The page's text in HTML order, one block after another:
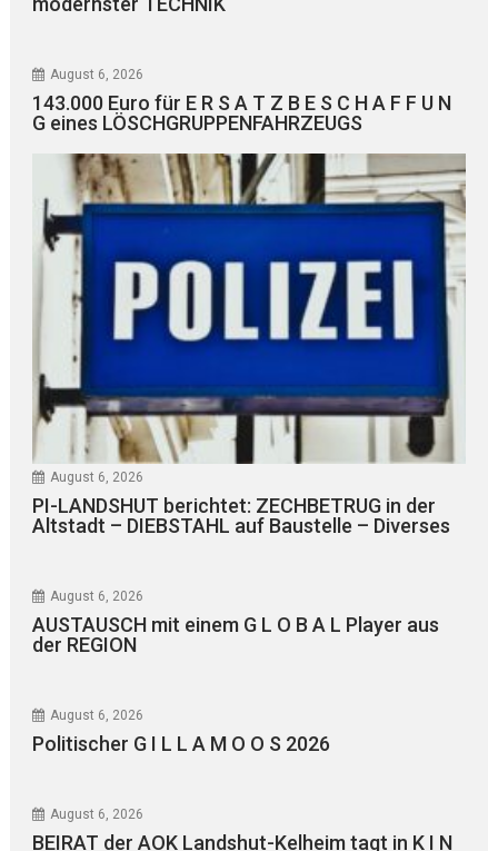
August 6, 2026
143.000 Euro für E R S A T Z B E S C H A F F U N
G eines LÖSCHGRUPPENFAHRZEUGS
August 6, 2026
PI-LANDSHUT berichtet: ZECHBETRUG in der
Altstadt – DIEBSTAHL auf Baustelle – Diverses
August 6, 2026
AUSTAUSCH mit einem G L O B A L Player aus
der REGION
August 6, 2026
Politischer G I L L A M O O S 2026
August 6, 2026
BEIRAT der AOK Landshut-Kelheim tagt in K I N